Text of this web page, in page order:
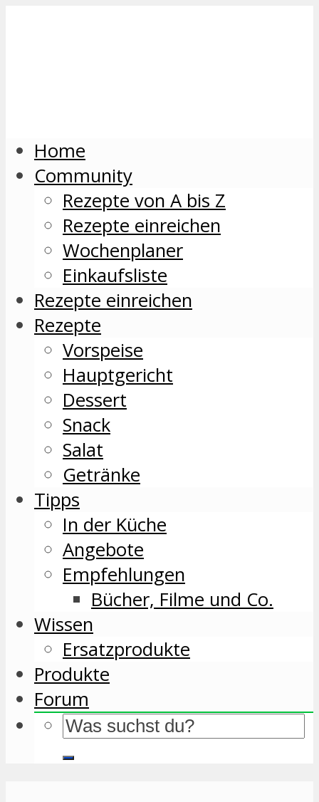
Home
Community
Rezepte von A bis Z
Rezepte einreichen
Wochenplaner
Einkaufsliste
Rezepte einreichen
Rezepte
Vorspeise
Hauptgericht
Dessert
Snack
Salat
Getränke
Tipps
In der Küche
Angebote
Empfehlungen
Bücher, Filme und Co.
Wissen
Ersatzprodukte
Produkte
Forum